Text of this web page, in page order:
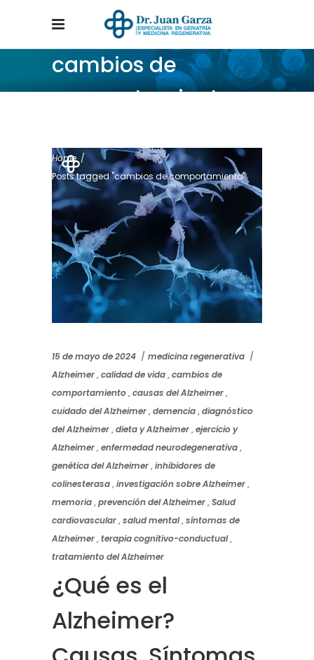
cambios de
comportamiento
Home/
Posts tagged "cambios de comportamiento"
15 de mayo de 2024
medicina regenerativa
Alzheimer,calidad de vida,cambios de
comportamiento,causas del Alzheimer,
cuidado del Alzheimer,demencia,diagnóstico
del Alzheimer,dieta y Alzheimer,ejercicio y
Alzheimer,enfermedad neurodegenerativa,
genética del Alzheimer,inhibidores de
colinesterasa,investigación sobre Alzheimer,
memoria,prevención del Alzheimer,Salud
cardiovascular,salud mental,síntomas de
Alzheimer,terapia cognitivo-conductual,
tratamiento del Alzheimer
¿Qué es el
Alzheimer?